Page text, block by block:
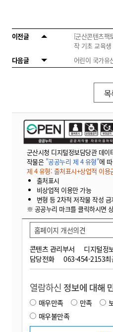
이전글
[군산콘텐츠팩
작 기초 교육
다음글
어린이 국가유
군산시청 디지털정보담당관 데이
작물은 "공공누리 제 4 유형"에
제 4 유형: 출처표시+상업적 이용
출처표시
비상업적 이용만 가능
변형 등 2차적 저작물 작성 금
※ 공공누리 마크를 클릭하시면
콘텐츠 관리부서
디지털정
담당전화
063-454-2153
홈페이지 개선의견
열람하신 정보에 대해
매우만족 만족
매우불만족